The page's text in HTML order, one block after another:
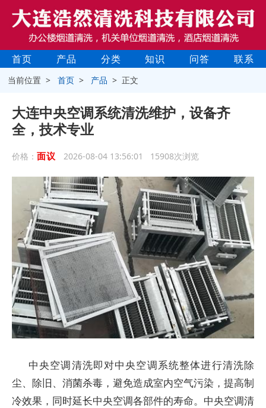
首页 产品 分类 知识 问答 联系
当前位置 >首页 > 产品 > 正文
大连中央空调系统清洗维护，设备齐
全，技术专业
价格： 面议 2026-08-04 13:56:01 15908次浏览
中央空调清洗即对中央空调系统整体进行清洗除
尘、除旧、消菌杀毒，避免造成室内空气污染，提高制
冷效果，同时延长中央空调各部件的寿命。中央空调清